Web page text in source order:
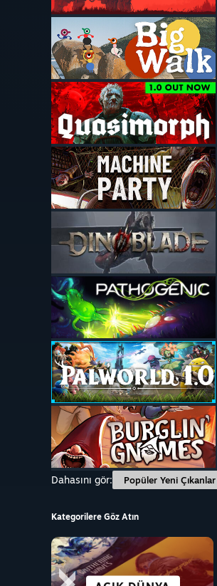
Dahasını gör:
Popüler Yeni Çıkanlar
Kategorilere Göz Atın
BILIM KURGU VE